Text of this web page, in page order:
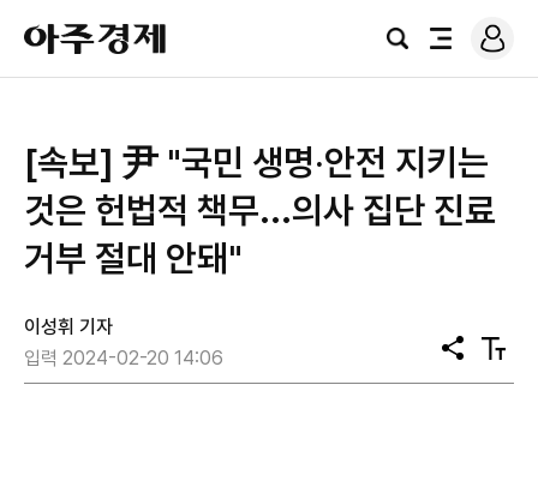
아
주
경
검
전
로
그
[속보] 尹 "국민 생명‧안전 지키는
것은 헌법적 책무...의사 집단 진료
거부 절대 안돼"
이성휘 기자
입력 2024-02-20 14:06
공
유
텍
스